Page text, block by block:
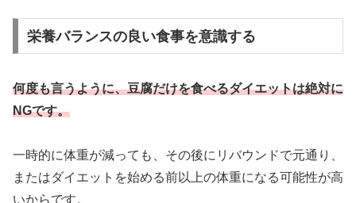
栄養バランスの良い食事を意識する
何度も言うように、豆腐だけを食べるダイエットは絶対に
NGです。
一時的に体重が減っても、その後にリバウンドで元通り、
またはダイエットを始める前以上の体重になる可能性が高
いからです。